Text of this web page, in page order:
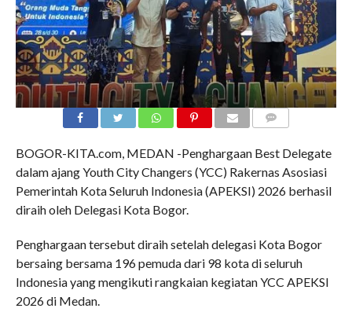
BOGOR-KITA.com, MEDAN -Penghargaan Best Delegate
dalam ajang Youth City Changers (YCC) Rakernas Asosiasi
Pemerintah Kota Seluruh Indonesia (APEKSI) 2026 berhasil
diraih oleh Delegasi Kota Bogor.
Penghargaan tersebut diraih setelah delegasi Kota Bogor
bersaing bersama 196 pemuda dari 98 kota di seluruh
Indonesia yang mengikuti rangkaian kegiatan YCC APEKSI
2026 di Medan.